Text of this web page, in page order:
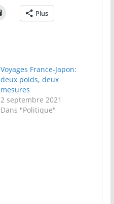
Plus
Voyages France-Japon:
deux poids, deux
mesures
2 septembre 2021
Dans "Politique"